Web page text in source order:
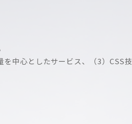
中心としたサービス、（3）CSS技